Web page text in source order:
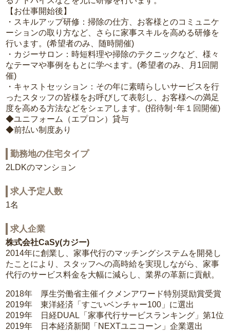
【お仕事開始後】
・スキルアップ研修：掃除の仕方、お客様とのコミュニケ
ーションの取り方など、さらに家事スキルを高める研修を
行います。(希望者のみ、随時開催)
・カジーサロン：時短料理や掃除のテクニックなど、様々
なテーマや事例をもとに学べます。(希望者のみ、月1回開
催)
・キャストセッション：その年に素晴らしいサービスを行
ったスタッフの皆様をお呼びして表彰し、お客様への満足
度を高める方法などをシェアします。(招待制･年１回開催)
◆ユニフォーム（エプロン）貸与
◆前払い制度あり
勤務地の住宅タイプ
2LDKのマンション
求人予定人数
1名
求人企業
株式会社CaSy(カジー)
2014年に創業し、家事代行のマッチングシステムを開発し
たことにより、スタッフへの高時給を実現しながら、家事
代行のサービス料金を大幅に減らし、業界の革新に貢献。
2018年 厚生労働省主催イクメンアワード特別奨励賞受賞
2019年 東洋経済「すごいベンチャー100」に選出
2019年 日経DUAL「家事代行サービスランキング」第1位
2019年 日本経済新聞「NEXTユニコーン」企業選出